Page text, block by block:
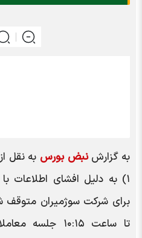
به گزارشنبض بورس به نقل
۱) به دلیل افشای
برای شرکت سوژمیران
تا ساعت ۱۰:۱۵